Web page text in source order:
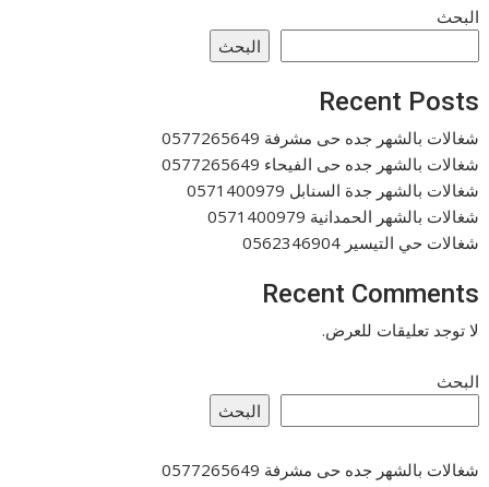
البحث
البحث
Recent Posts
شغالات بالشهر جده حى مشرفة 0577265649
شغالات بالشهر جده حى الفيحاء 0577265649
شغالات بالشهر جدة السنابل 0571400979
شغالات بالشهر الحمدانية 0571400979
شغالات حي التيسير 0562346904
Recent Comments
لا توجد تعليقات للعرض.
البحث
البحث
شغالات بالشهر جده حى مشرفة 0577265649